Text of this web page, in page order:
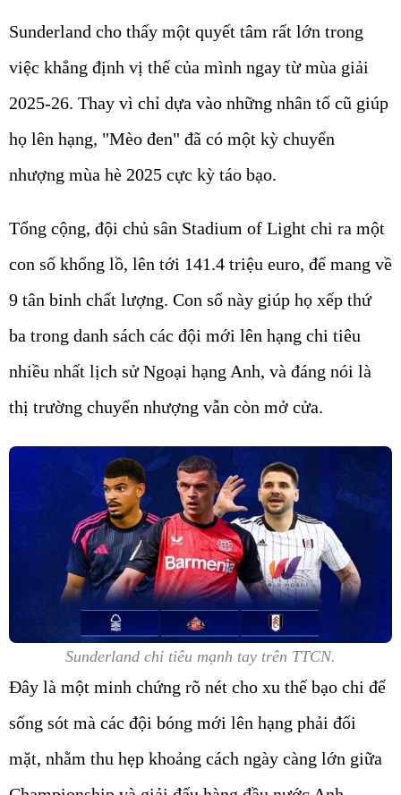
Sunderland cho thấy một quyết tâm rất lớn trong
việc khẳng định vị thế của mình ngay từ mùa giải
2025-26. Thay vì chỉ dựa vào những nhân tố cũ giúp
họ lên hạng, "Mèo đen" đã có một kỳ chuyển
nhượng mùa hè 2025 cực kỳ táo bạo.
Tổng cộng, đội chủ sân Stadium of Light chi ra một
con số khổng lồ, lên tới 141.4 triệu euro, để mang về
9 tân binh chất lượng. Con số này giúp họ xếp thứ
ba trong danh sách các đội mới lên hạng chi tiêu
nhiều nhất lịch sử Ngoại hạng Anh, và đáng nói là
thị trường chuyển nhượng vẫn còn mở cửa.
Sunderland chi tiêu mạnh tay trên TTCN.
Đây là một minh chứng rõ nét cho xu thế bạo chi để
sống sót mà các đội bóng mới lên hạng phải đối
mặt, nhằm thu hẹp khoảng cách ngày càng lớn giữa